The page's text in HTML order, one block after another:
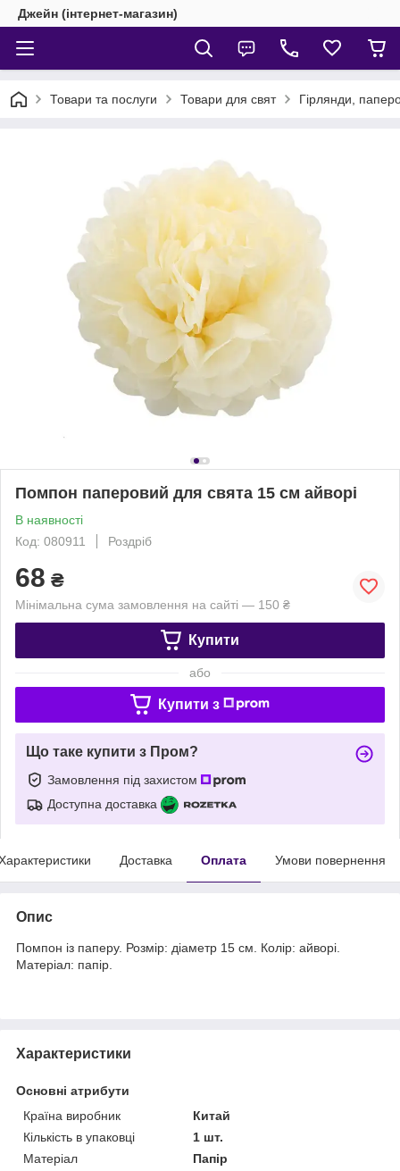
Джейн (інтернет-магазин)
Товари та послуги Товари для свят Гірлянди,
Помпон паперовий для свята 15 см айворі
В наявності
Код: 080911
Роздріб
68 ₴
Мінімальна сума замовлення на сайті — 150 ₴
Купити
або
Купити з
Що таке купити з Пром?
Замовлення під захистом
Доступна доставка
Доставка Оплата Умови повернення
Опис
Помпон із паперу. Розмір: діаметр 15 см. Колір: айворі.
Матеріал: папір.
Характеристики
Основні атрибути
Країна виробник
Китай
Кількість в упаковці
1 шт.
Матеріал
Папір